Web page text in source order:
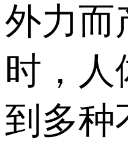
外力而
时，人
到多种